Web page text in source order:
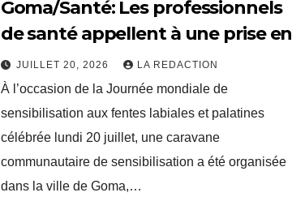
Goma/Santé: Les professionnels
de santé appellent à une prise en
charge précoce des enfants nés
avec une fente labiale
JUILLET 20, 2026 LA REDACTION
À l’occasion de la Journée mondiale de
sensibilisation aux fentes labiales et palatines
célébrée lundi 20 juillet, une caravane
communautaire de sensibilisation a été organisée
dans la ville de Goma,…